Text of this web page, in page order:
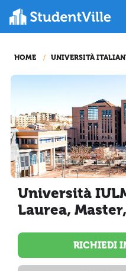
HOME UNIVERSITÀ
Università
Laurea,
RICHIEDI